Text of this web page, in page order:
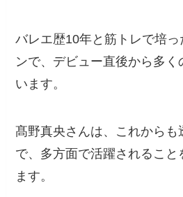
バレエ歴10年と筋トレで培
ンで、デビュー直後から多く
います。
髙野真央さんは、これから
で、多方面で活躍されること
ます。